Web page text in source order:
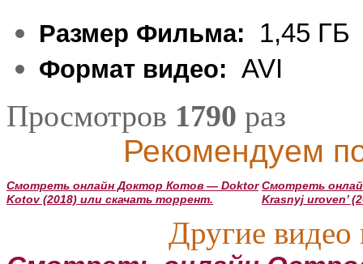
Размер Фильма: 1,45 ГБ
Формат видео: AVI
Просмотров 1790 раз
Рекомендуем
Смотреть онлайн Доктор Котов — Doktor
Kotov (2018) или скачать торрент.
Смотреть
Krasnyj uroven’
Другие видео